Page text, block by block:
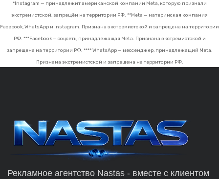
*Instagram — принадлежит американской компании Meta, которую признали
экстремистской, запрещён на территории РФ. **Meta — материнская компания
Facebook, WhatsApp и Instagram. Признана экстремистской и запрещена на территории
РФ. ***Facebook — соцсеть, принадлежащая Meta. Признана экстремистской и
запрещена на территории РФ. **** WhatsApp — мессенджер, принадлежащий Meta.
Признана экстремистской и запрещена на территории РФ.
Рекламное агентство Nastas - вместе с клиентом